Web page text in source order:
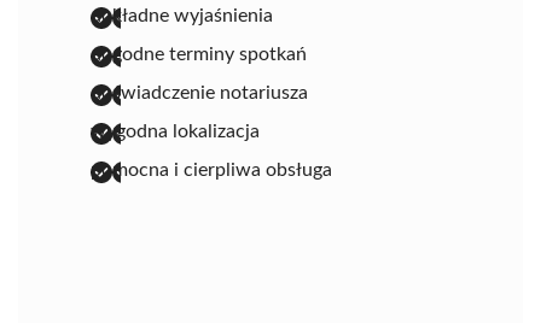
dokładne wyjaśnienia
dogodne terminy spotkań
doświadczenie notariusza
wygodna lokalizacja
pomocna i cierpliwa obsługa